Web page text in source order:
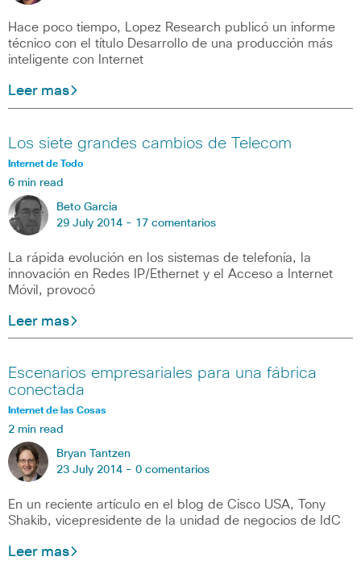
Hace poco tiempo, Lopez Research publicó un informe
técnico con el título Desarrollo de una producción más
inteligente con Internet
Leer mas
Los siete grandes cambios de Telecom
Internet de Todo
6 min read
Beto Garcia
29 July 2014 - 17 comentarios
La rápida evolución en los sistemas de telefonía, la
innovación en Redes IP/Ethernet y el Acceso a Internet
Móvil, provocó
Leer mas
Escenarios empresariales para una fábrica
conectada
Internet de las Cosas
2 min read
Bryan Tantzen
23 July 2014 - 0 comentarios
En un reciente artículo en el blog de Cisco USA, Tony
Shakib, vicepresidente de la unidad de negocios de IdC
Leer mas